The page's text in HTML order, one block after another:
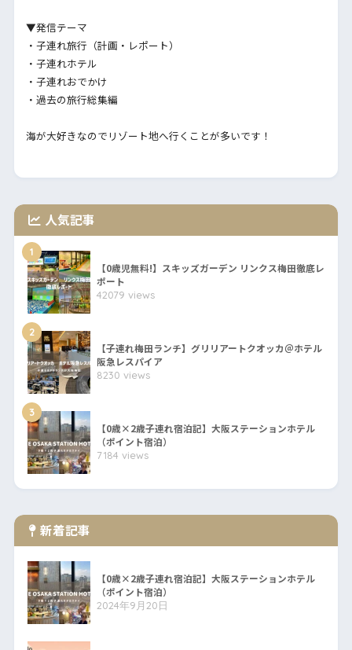
▼発信テーマ
・子連れ旅行（計画・レポート）
・子連れホテル
・子連れおでかけ
・過去の旅行総集編
海が大好きなのでリゾート地へ行くことが多いです！
人気記事
1
【0歳児無料!】スキッズガーデン リンクス梅田徹底レ
ポート
42079 views
2
【子連れ梅田ランチ】グリリアートクオッカ＠ホテル
阪急レスパイア
8230 views
3
【0歳×2歳子連れ宿泊記】大阪ステーションホテル
（ポイント宿泊）
7184 views
新着記事
【0歳×2歳子連れ宿泊記】大阪ステーションホテル
（ポイント宿泊）
2024年9月20日